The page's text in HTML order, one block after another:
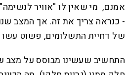
אמנם, מי שאין לו "אוויר
- כנראה צריך את זה. אך המצב
של דחיית התשלומים, פשוט עשו
התחשיב שעשינו מבוסס על מצב